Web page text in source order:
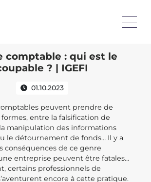
comptable : qui est le
? | IGEFI
01.10.2023
peuvent prendre de
entre la falsification de
manipulation des informations
le détournement de fonds… Il y a
conséquences de ce genre
entreprise peuvent être fatales…
certains professionnels de
encore à cette pratique.